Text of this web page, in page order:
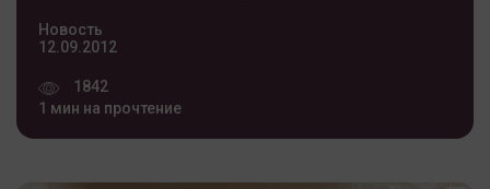
Новость
12.09.2012
1842
1 мин на прочтение